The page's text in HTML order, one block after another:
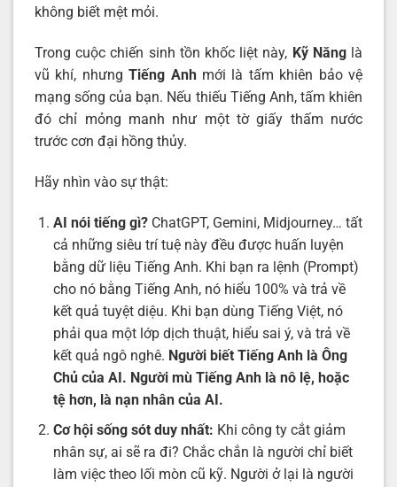
không biết mệt mỏi.
Trong cuộc chiến sinh tồn khốc liệt này, Kỹ Nănglà
vũ khí, nhưngTiếng Anhmới là tấm khiên bảo vệ
mạng sống của bạn. Nếu thiếu Tiếng Anh, tấm khiên
đó chỉ mỏng manh như một tờ giấy thấm nước
trước cơn đại hồng thủy.
Hãy nhìn vào sự thật:
AI nói tiếng gì?ChatGPT, Gemini, Midjourney… tất
cả những siêu trí tuệ này đều được huấn luyện
bằng dữ liệu Tiếng Anh. Khi bạn ra lệnh (Prompt)
cho nó bằng Tiếng Anh, nó hiểu 100% và trả về
kết quả tuyệt diệu. Khi bạn dùng Tiếng Việt, nó
phải qua một lớp dịch thuật, hiểu sai ý, và trả về
kết quả ngô nghê. Người biết Tiếng Anh là Ông
Chủ của AI. Người mù Tiếng Anh là nô lệ, hoặc
tệ hơn, là nạn nhân của AI.
Cơ hội sống sót duy nhất: Khi công ty cắt giảm
nhân sự, ai sẽ ra đi? Chắc chắn là người chỉ biết
làm việc theo lối mòn cũ kỹ. Người ở lại là người